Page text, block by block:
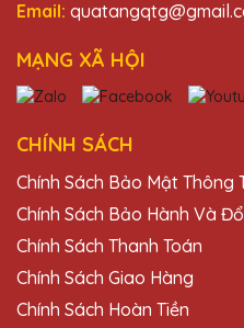
Email:
MẠNG XÃ HỘI
CHÍNH SÁCH
Chính Sách Bảo Mật Thông
Chính Sách Bảo Hành Và
Chính Sách Thanh Toán
Chính Sách Giao Hàng
Chính Sách Hoàn Tiền